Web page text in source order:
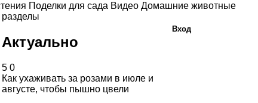
Поделки для сада Видео Домашние животные
разделы
Актуально
5 0
Как ухаживать за розами в июле и
августе, чтобы пышно цвели
Вход